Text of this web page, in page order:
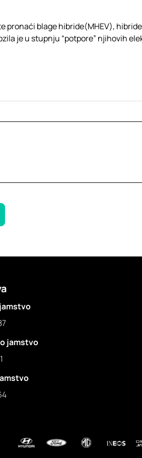
pronaći blage hibride(MHEV),
je u stupnju “potpore” njihovih
jamstvo